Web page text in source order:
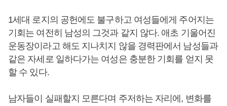
1세대 로지의 공헌에도 불구하고 여성들에게 주어지는
기회는 여전히 남성의 그것과 같지 않다. 애초 기울어진
운동장이라고 해도 지나치지 않을 경력판에서 남성들과
같은 자세로 일하다가는 여성은 충분한 기회를 얻지 못
할 수 있다.
남자들이 실패할지 모른다며 주저하는 자리에, 변화를